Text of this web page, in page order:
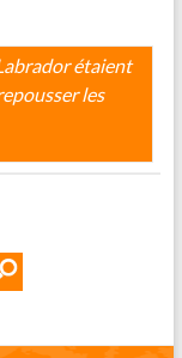
étaient
les